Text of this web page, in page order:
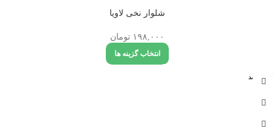
شلوار نخی لاویا
۱۹۸,۰۰۰ تومان
انتخاب گزینه ها
تمام شد